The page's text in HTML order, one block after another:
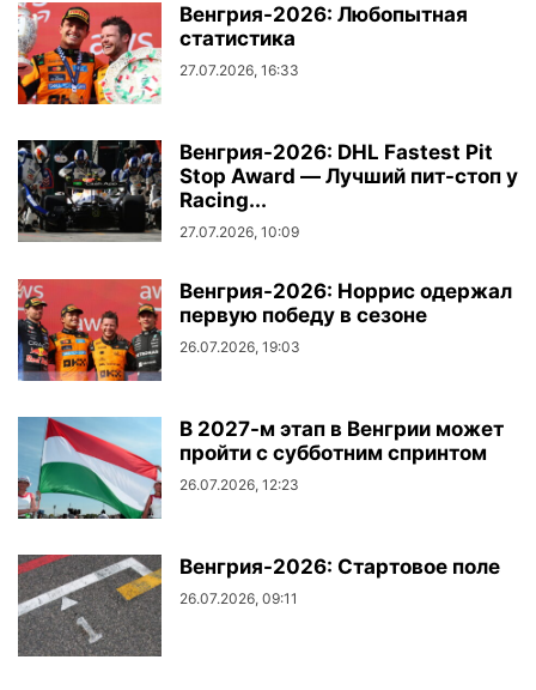
Венгрия-2026: Любопытная
статистика
27.07.2026, 16:33
Венгрия-2026: DHL Fastest Pit
Stop Award — Лучший пит-стоп у
Racing...
27.07.2026, 10:09
Венгрия-2026: Норрис одержал
первую победу в сезоне
26.07.2026, 19:03
В 2027-м этап в Венгрии может
пройти с субботним спринтом
26.07.2026, 12:23
Венгрия-2026: Стартовое поле
26.07.2026, 09:11